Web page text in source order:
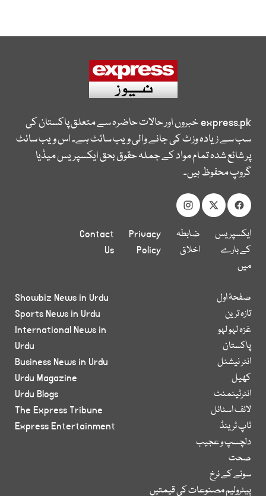
express.pkخبروں اور حالات حاضرہ سے متعلق پاکستان کی
سب سے زیادہ وزٹ کی جانے والی ویب سائٹ ہے۔ اس ویب سائٹ
پر شائع شدہ تمام مواد کے جملہ حقوق بحق ایکسپریس میڈیا
گروپ محفوظ ہیں۔
ایکسپریس
کے بارے
میں
ضابطہ
اخلاق
Privacy
Policy
Contact
Us
صفحۂ اول
تازہ ترین
غزہ لہو لہو
پاکستان
انٹر نیشنل
کھیل
انٹرٹینمنٹ
لائف اسٹائل
ٹاپ ٹرینڈ
دلچسپ و عجیب
صحت
سونے کے نرخ
پیٹرولیم مصنوعات کی قیمتیں
Showbiz News in Urdu
Sports News in Urdu
International News in
Urdu
Business News in Urdu
Urdu Magazine
Urdu Blogs
The Express Tribune
Express Entertainment